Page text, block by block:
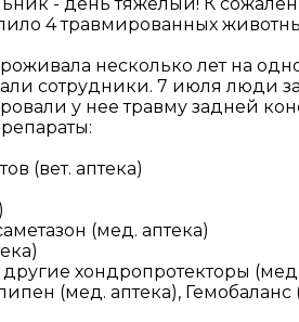
4 травмированных
несколько лет на
сотрудники. 7 июля люди
у нее травму задней
(вет. аптека)
(мед. аптека)
хондропротекторы (мед.
(мед. аптека), Гемобаланс